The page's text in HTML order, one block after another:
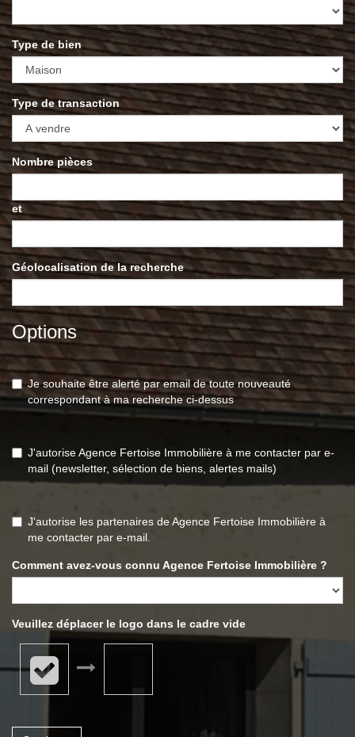
Type de bien
Type de transaction
Nombre pièces
et
Géolocalisation de la recherche
Options
Je souhaite être alerté par email de toute nouveauté
correspondant à ma recherche ci-dessus
J'autorise Agence Fertoise Immobilière à me contacter par e-
mail (newsletter, sélection de biens, alertes mails)
J'autorise les partenaires de Agence Fertoise Immobilière à
me contacter par e-mail.
Comment avez-vous connu Agence Fertoise Immobilière ?
Veuillez déplacer le logo dans le cadre vide